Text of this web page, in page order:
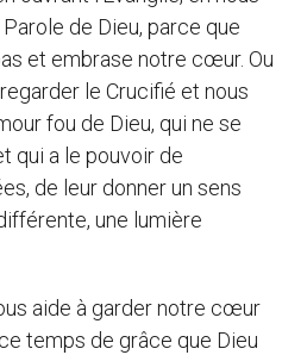
de Dieu, parce que
et embrase notre cœur. Ou
le Crucifié et nous
fou de Dieu, qui ne se
qui a le pouvoir de
de leur donner un sens
une lumière
aide à garder notre cœur
temps de grâce que Dieu